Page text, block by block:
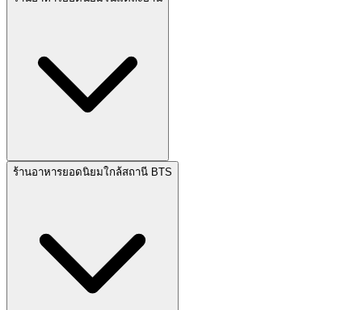
ร้านอาหารยอดนิยมใกล้สถานี BTS